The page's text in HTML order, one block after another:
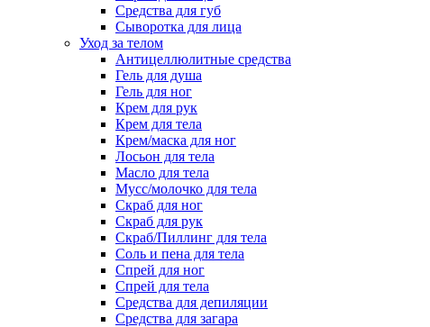
Средства для губ
Сыворотка для лица
Уход за телом
Антицеллюлитные средства
Гель для душа
Гель для ног
Крем для рук
Крем для тела
Крем/маска для ног
Лосьон для тела
Масло для тела
Мусс/молочко для тела
Скраб для ног
Скраб для рук
Скраб/Пиллинг для тела
Соль и пена для тела
Спрей для ног
Спрей для тела
Средства для депиляции
Средства для загара